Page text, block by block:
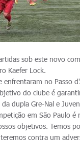
sob este novo
Kaefer Lock.
enfrentaram no Passo
do clube é
dupla Gre-Nal e
em São Paulo
objetivos. Temos
contra um